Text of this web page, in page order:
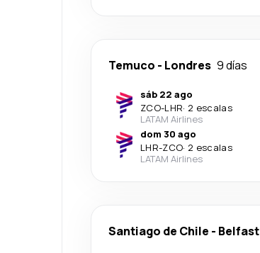
Temuco - Londres 9 días
sáb 22 ago
ZCO-LHR· 2 escalas
LATAM Airlines
dom 30 ago
LHR-ZCO· 2 escalas
LATAM Airlines
Santiago de Chile - Belfast